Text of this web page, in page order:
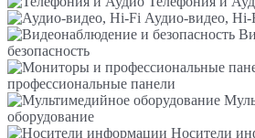
Аудио-видео, Hi-
безопасность
профессиональные панели
оборудование
Носители